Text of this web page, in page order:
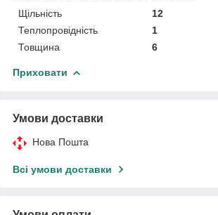
Щільність
12
Теплопровідність
1
Товщина
6
Приховати
Умови доставки
Нова Пошта
Всі умови доставки